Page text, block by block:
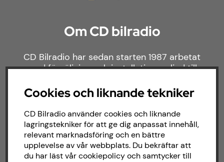
Om CD bilradio
CD Bilradio har sedan starten 1987 arbetat
med försäljning och installation av ljud till
brett sortiment av billjud till alla typer av
bilmärken och behov.
Cookies och liknande tekniker
CD Bilradio använder cookies och liknande
lagringstekniker för att ge dig anpassat innehåll,
relevant marknadsföring och en bättre
upplevelse av vår webbplats. Du bekräftar att
du har läst vår cookiepolicy och samtycker till